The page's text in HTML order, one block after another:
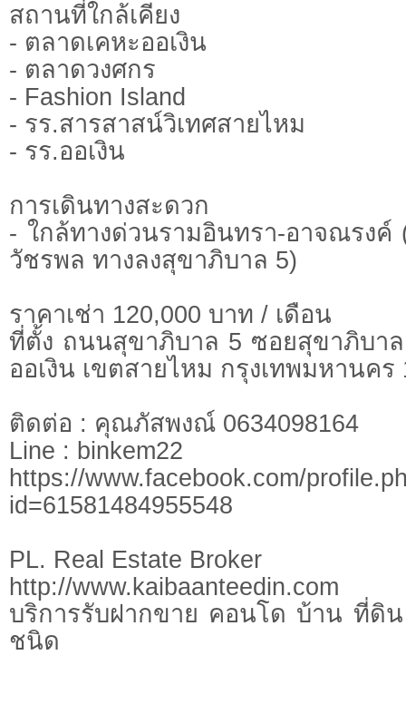
สถานที่ใกล้เคียง
- ตลาดเคหะออเงิน
- ตลาดวงศกร
- Fashion Island
- รร.สารสาสน์วิเทศสายไหม
- รร.ออเงิน
การเดินทางสะดวก
- ใกล้ทางด่วนรามอินทรา-อาจณรงค์
วัชรพล ทางลงสุขาภิบาล 5)
ราคาเช่า 120,000 บาท / เดือน
ที่ตั้ง ถนนสุขาภิบาล 5 ซอยสุขาภิบา
ออเงิน เขตสายไหม กรุงเทพมหานคร
ติดต่อ : คุณภัสพงณ์ 0634098164
Line : binkem22
https://www.facebook.com/
id=61581484955548
PL. Real Estate Broker
http://www.kaibaanteedin.com
บริการรับฝากขาย คอนโด บ้าน ที่ดิ
ชนิด